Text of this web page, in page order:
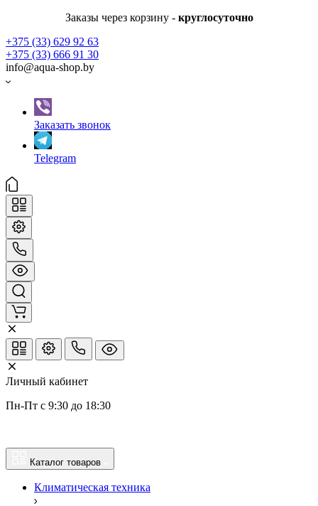
Заказы через корзину - круглосуточно
+375 (33) 629 92 63
+375 (33) 666 91 30
info@aqua-shop.by
Заказать звонок
Telegram
Личный кабинет
Пн-Пт с 9:30 до 18:30
Каталог товаров
Климатическая техника